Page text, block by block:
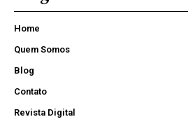
Home
Quem Somos
Blog
Contato
Revista Digital